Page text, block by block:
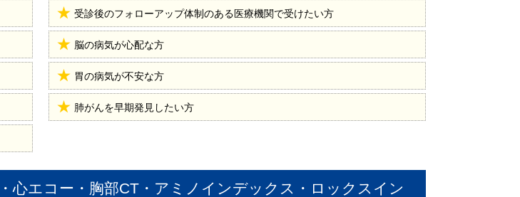
受診後のフォローアップ体制のある医療機関で受けたい方
脳の病気が心配な方
胃の病気が不安な方
肺がんを早期発見したい方
心エコー・胸部CT・アミノインデックス・ロックスイン